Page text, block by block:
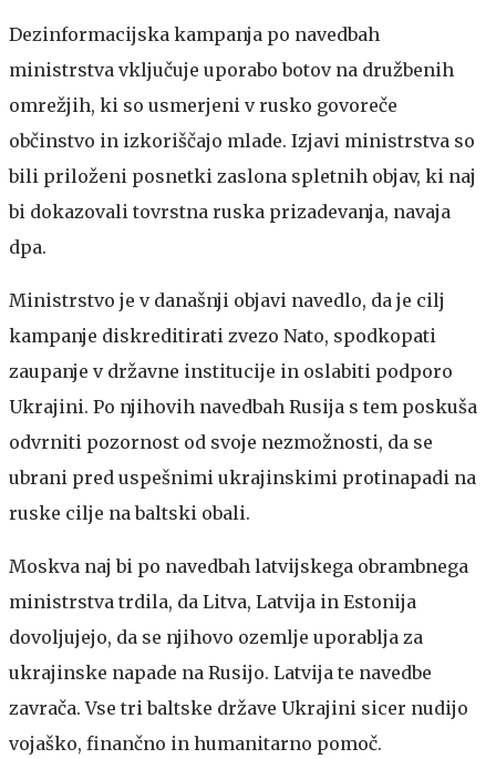
Dezinformacijska kampanja po navedbah
ministrstva vključuje uporabo botov na družbenih
omrežjih, ki so usmerjeni v rusko govoreče
občinstvo in izkoriščajo mlade. Izjavi ministrstva so
bili priloženi posnetki zaslona spletnih objav, ki naj
bi dokazovali tovrstna ruska prizadevanja, navaja
dpa.
Ministrstvo je v današnji objavi navedlo, da je cilj
kampanje diskreditirati zvezo Nato, spodkopati
zaupanje v državne institucije in oslabiti podporo
Ukrajini. Po njihovih navedbah Rusija s tem poskuša
odvrniti pozornost od svoje nezmožnosti, da se
ubrani pred uspešnimi ukrajinskimi protinapadi na
ruske cilje na baltski obali.
Moskva naj bi po navedbah latvijskega obrambnega
ministrstva trdila, da Litva, Latvija in Estonija
dovoljujejo, da se njihovo ozemlje uporablja za
ukrajinske napade na Rusijo. Latvija te navedbe
zavrača. Vse tri baltske države Ukrajini sicer nudijo
vojaško, finančno in humanitarno pomoč.